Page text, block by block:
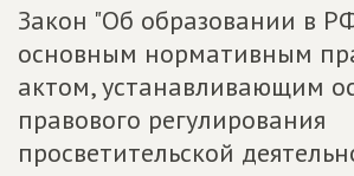
Закон "Об образовании в
основным нормативным
актом, устанавливающим
правового регулирования
просветительской